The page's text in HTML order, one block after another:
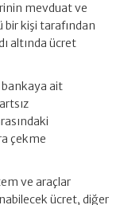
mevduat ve
bir kişi tarafından
altında ücret
bankaya ait
çekme
ve araçlar
ücret, diğer